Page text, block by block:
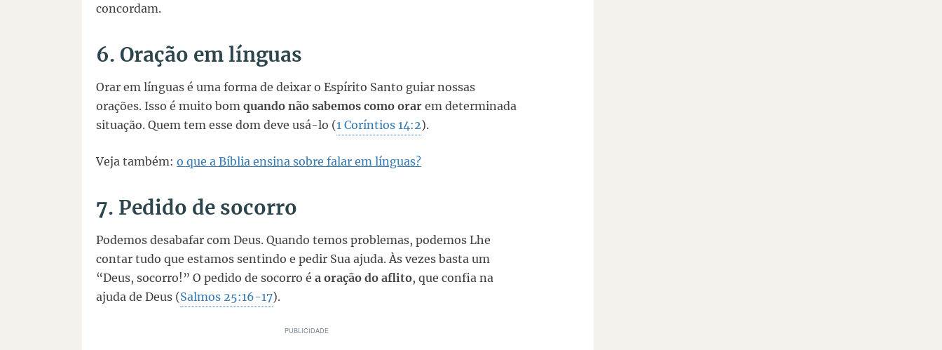
concordam.
6. Oração em línguas
Orar em línguas é uma forma de deixar o Espírito Santo guiar nossas
orações. Isso é muito bom quando não sabemos como orar em determinada
situação. Quem tem esse dom deve usá-lo (1 Coríntios 14:2).
Veja também: o que a Bíblia ensina sobre falar em línguas?
7. Pedido de socorro
Podemos desabafar com Deus. Quando temos problemas, podemos Lhe
contar tudo que estamos sentindo e pedir Sua ajuda. Às vezes basta um
“Deus, socorro!” O pedido de socorro é a oração do aflito, que confia na
ajuda de Deus (Salmos 25:16-17).